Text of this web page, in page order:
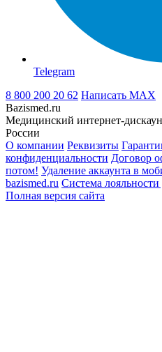
Telegram
8 800 200 20 62 Написать MAX
Bazismed.ru
Медицинский интернет-
России
О компании Реквизиты
конфиденциальности Договор
потом! Удаление аккаунта в
bazismed.ru Система
Полная версия сайта